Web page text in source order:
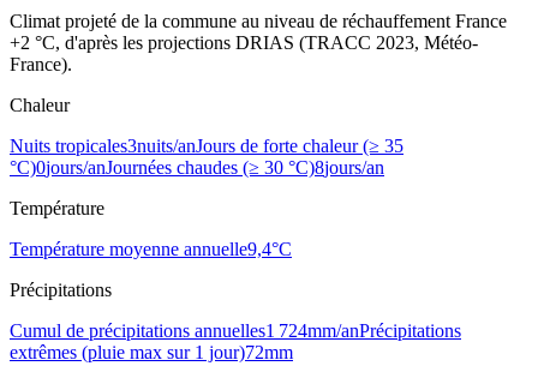
Climat projeté de la commune au niveau de réchauffement France
+2 °C, d'après les projections DRIAS (TRACC 2023, Météo-
France).
Chaleur
Nuits tropicales3nuits/anJours de forte chaleur (≥ 35
°C)0jours/anJournées chaudes (≥ 30 °C)8jours/an
Température
Température moyenne annuelle9,4°C
Précipitations
Cumul de précipitations annuelles1 724mm/anPrécipitations
extrêmes (pluie max sur 1 jour)72mm